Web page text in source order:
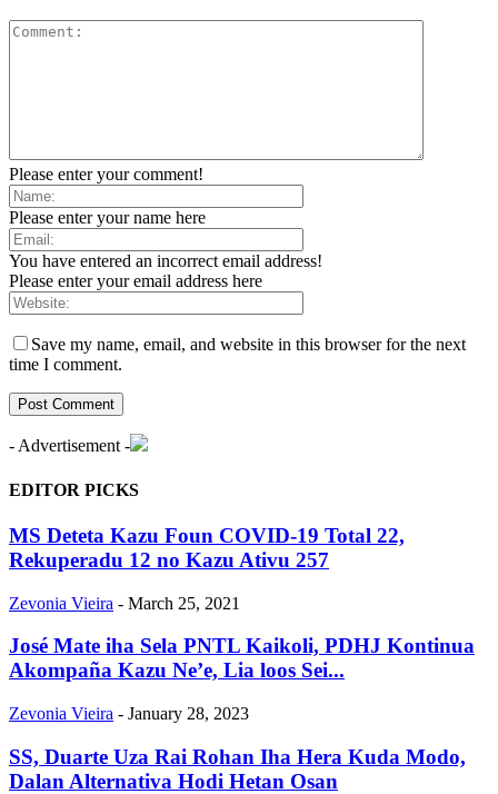
Please enter your comment!
Please enter your name here
You have entered an incorrect email address!
Please enter your email address here
Save my name, email, and website in this browser for the next
time I comment.
- Advertisement -
EDITOR PICKS
MS Deteta Kazu Foun COVID-19 Total 22,
Rekuperadu 12 no Kazu Ativu 257
Zevonia Vieira - March 25, 2021
José Mate iha Sela PNTL Kaikoli, PDHJ Kontinua
Akompaña Kazu Ne’e, Lia loos Sei...
Zevonia Vieira - January 28, 2023
SS, Duarte Uza Rai Rohan Iha Hera Kuda Modo,
Dalan Alternativa Hodi Hetan Osan